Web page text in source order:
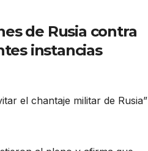
de Rusia contra
instancias
el chantaje militar de Rusia”